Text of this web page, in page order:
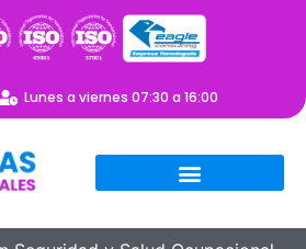
Lunes a viernes 07:30 a 16:00